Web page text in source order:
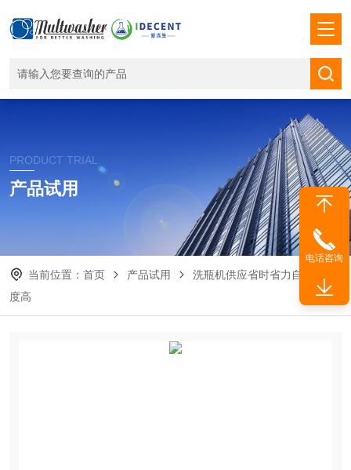
PRODUCT TRIAL
产品试用
当前位置： 首页 产品试用
洗瓶机供应省时省力自动化程
度高
电话咨询